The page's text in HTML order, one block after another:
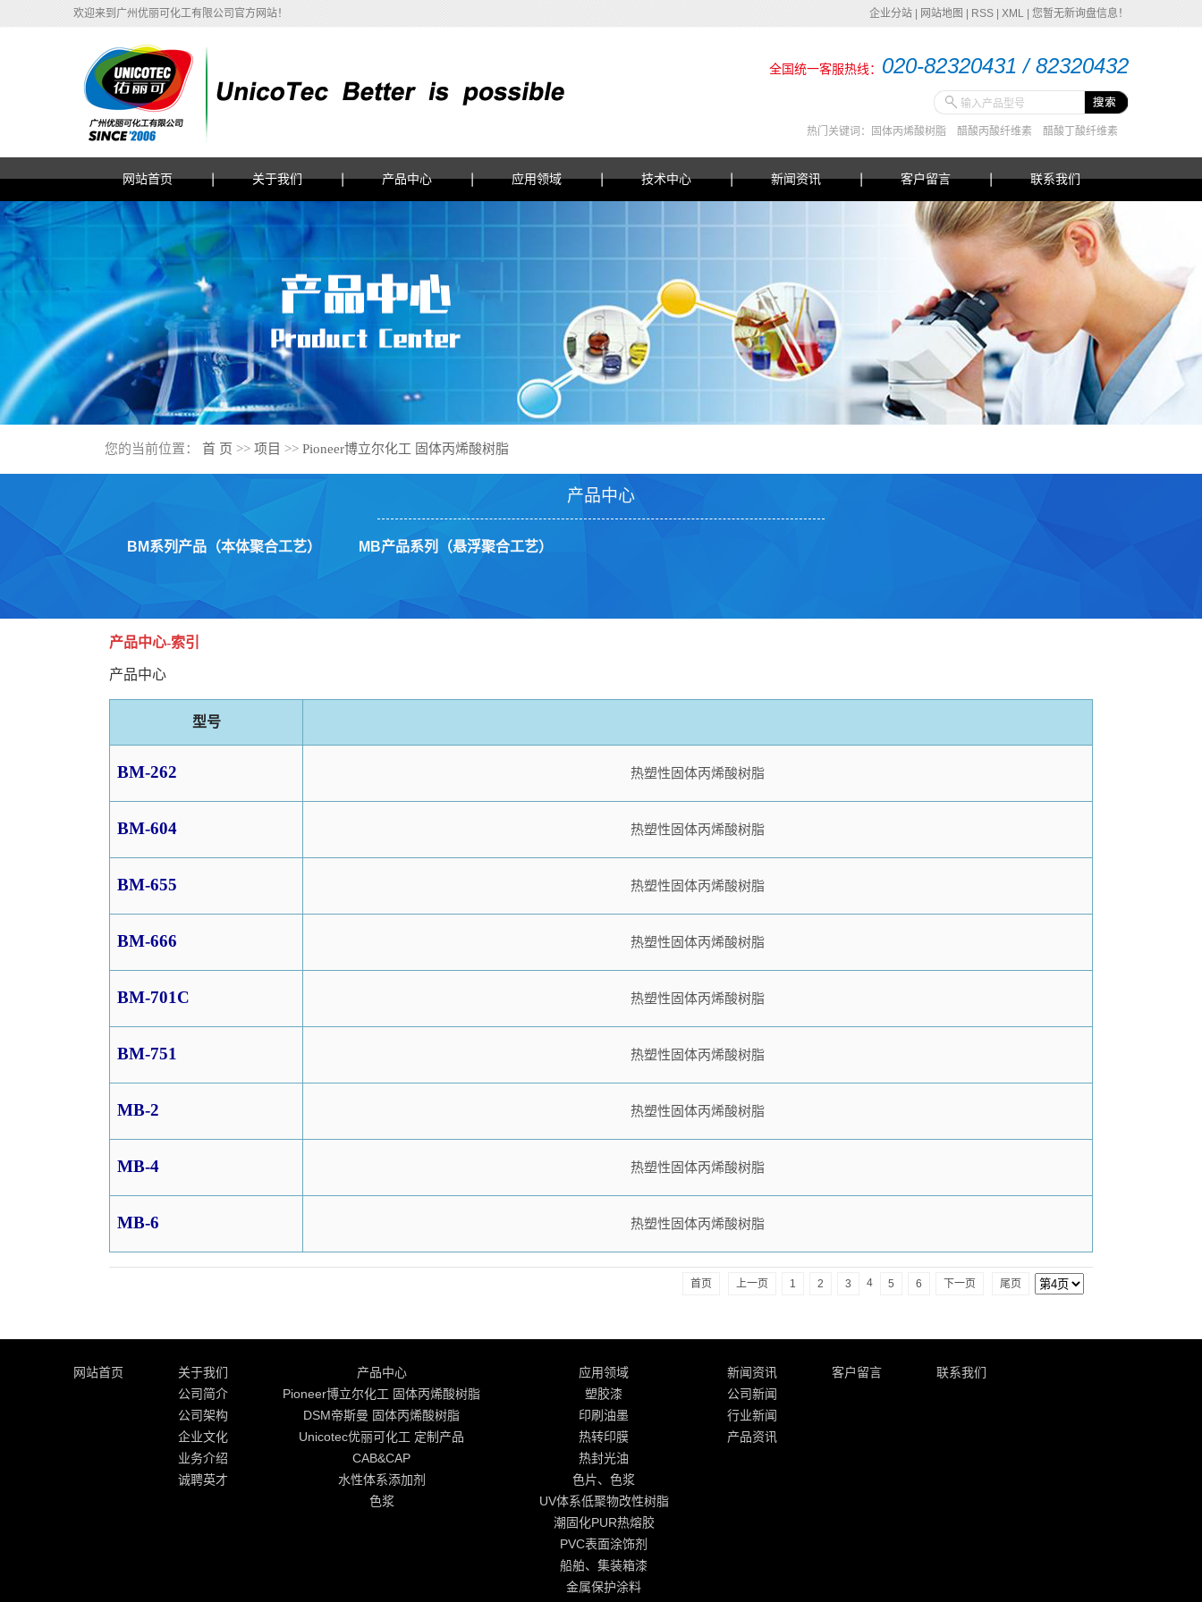
欢迎来到广州优丽可化工有限公司官方网站！ 企业分站 网站地图 RSS XML 您暂无新询盘信息！
全国统一客服热线： 020-82320431 / 82320432
热门关键词： 固体丙烯酸树脂 醋酸丙酸纤维素 醋酸丁酸纤维素
网站首页 关于我们 产品中心 应用领域 技术中心 新闻资讯 客户留言 联系我们
您的当前位置： 首 页 >> 项目 >> Pioneer博立尔化工 固体丙烯酸树脂
产品中心
BM系列产品（本体聚合工艺） MB产品系列（悬浮聚合工艺）
产品中心-索引
产品中心
型号
BM-262 热塑性固体丙烯酸树脂
BM-604 热塑性固体丙烯酸树脂
BM-655 热塑性固体丙烯酸树脂
BM-666 热塑性固体丙烯酸树脂
BM-701C 热塑性固体丙烯酸树脂
BM-751 热塑性固体丙烯酸树脂
MB-2 热塑性固体丙烯酸树脂
MB-4 热塑性固体丙烯酸树脂
MB-6 热塑性固体丙烯酸树脂
首页 上一页 1 2 3 4 5 6 下一页 尾页
网站首页
关于我们
公司简介
公司架构
企业文化
业务介绍
诚聘英才
产品中心
Pioneer博立尔化工 固体丙烯酸树脂
DSM帝斯曼 固体丙烯酸树脂
Unicotec优丽可化工 定制产品
CAB&CAP
水性体系添加剂
色浆
应用领域
塑胶漆
印刷油墨
热转印膜
热封光油
色片、色浆
UV体系低聚物改性树脂
潮固化PUR热熔胶
PVC表面涂饰剂
船舶、集装箱漆
金属保护涂料
新闻资讯
公司新闻
行业新闻
产品资讯
客户留言 联系我们